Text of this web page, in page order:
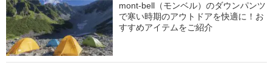
mont-bell（モンベル）のダウンパンツ
で寒い時期のアウトドアを快適に！お
すすめアイテムをご紹介